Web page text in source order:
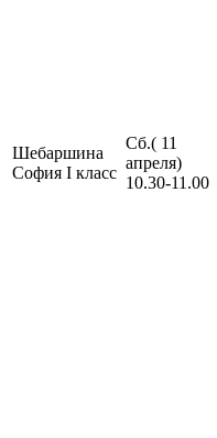
Шебаршина
София I класс
Сб.( 11
апреля)
10.30-11.00